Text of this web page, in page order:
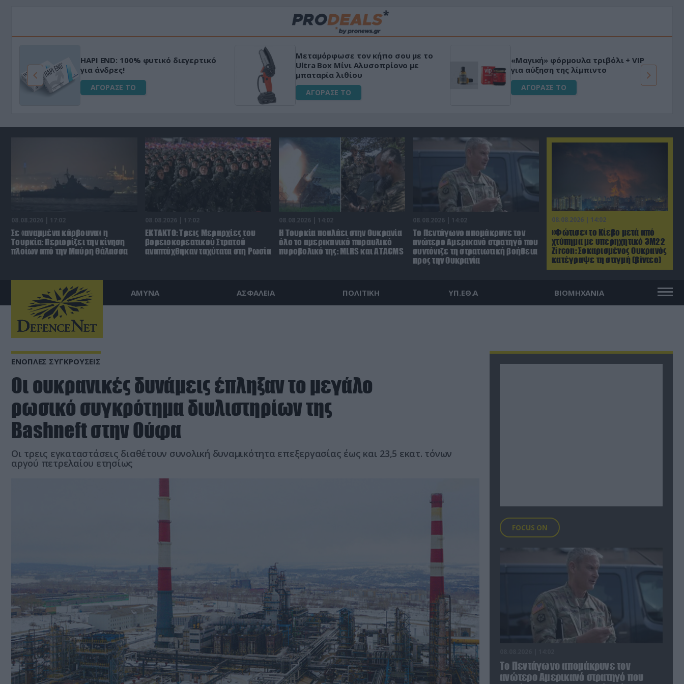
HAPI END: 100% φυτικό διεγερτικό
για άνδρες!
ΑΓΟΡΑΣΕ ΤΟ
Μεταμόρφωσε τον κήπο σου με το
Ultra Box Μίνι Αλυσοπρίονο με
μπαταρία λιθίου
ΑΓΟΡΑΣΕ ΤΟ
«Μαγική» φόρμουλα τριβόλι + VIP
για αύξηση της λίμπιντο
ΑΓΟΡΑΣΕ ΤΟ
08.08.2026 | 14:02
«Φώτισε» το Κίεβο μετά από
χτύπημα με υπερηχητικό 3M22
Zircon: Σοκαρισμένος Ουκρανός
κατέγραψε τη στιγμή (βίντεο)
08.08.2026 | 17:02
Σε «αναμμένα κάρβουνα» η
Τουρκία: Περιορίζει την κίνηση
πλοίων από την Μαύρη Θάλασσα
08.08.2026 | 17:02
ΕΚΤΑΚΤΟ: Τρεις Μεραρχίες του
βορειοκορεατικού Στρατού
αναπτύχθηκαν ταχύτατα στη Ρωσία
08.08.2026 | 14:02
Η Τουρκία πουλάει στην Ουκρανία
όλο το αμερικανικό πυραυλικό
πυροβολικό της: MLRS και ΑΤΑCMS
08.08.2026 | 14:02
Το Πεντάγωνο απομάκρυνε τον
ανώτερο Αμερικανό στρατηγό που
συντόνιζε τη στρατιωτική βοήθεια
προς την Ουκρανία
ΑΜΥΝΑ ΑΣΦΑΛΕΙΑ ΠΟΛΙΤΙΚΗ ΥΠ.ΕΘ.Α ΒΙΟΜΗΧΑΝΙΑ
ΕΝΟΠΛΕΣ ΣΥΓΚΡΟΥΣΕΙΣ
Οι ουκρανικές δυνάμεις έπληξαν το μεγάλο
ρωσικό συγκρότημα διυλιστηρίων της
Bashneft στην Ούφα
Οι τρεις εγκαταστάσεις διαθέτουν συνολική δυναμικότητα επεξεργασίας έως και 23,5 εκατ. τόνων
αργού πετρελαίου ετησίως
FOCUS ON
Το Πεντάγωνο απομάκρυνε τον
ανώτερο Αμερικανό στρατηγό που